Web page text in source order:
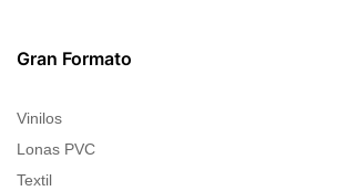
Gran Formato
Vinilos
Lonas PVC
Textil